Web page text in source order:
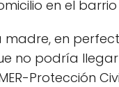
en el
madre, en
no podría llegar
Protección